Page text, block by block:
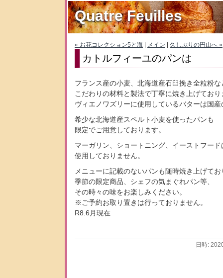
Quatre Feuilles
« お花コレクション5と海 メイン 久しぶりの円山へ »
カトルフィーユのパンは
フランス産の小麦、北海道産石臼挽き全粒粉な
こだわりの材料と製法で丁寧に焼き上げており
ヴィエノワズリーに使用しているバターは国
希少な北海道産スペルト小麦を使ったパンも
限定でご用意しております。
マーガリン、ショートニング、イーストフード
使用しておりません。
メニューに記載のないパンも随時焼き上げて
季節の限定商品、シェフの気まぐれパン等、
その時々の味をお楽しみください。
※ご予約お取り置きは行っておりません。
R8.6月現在
日時: